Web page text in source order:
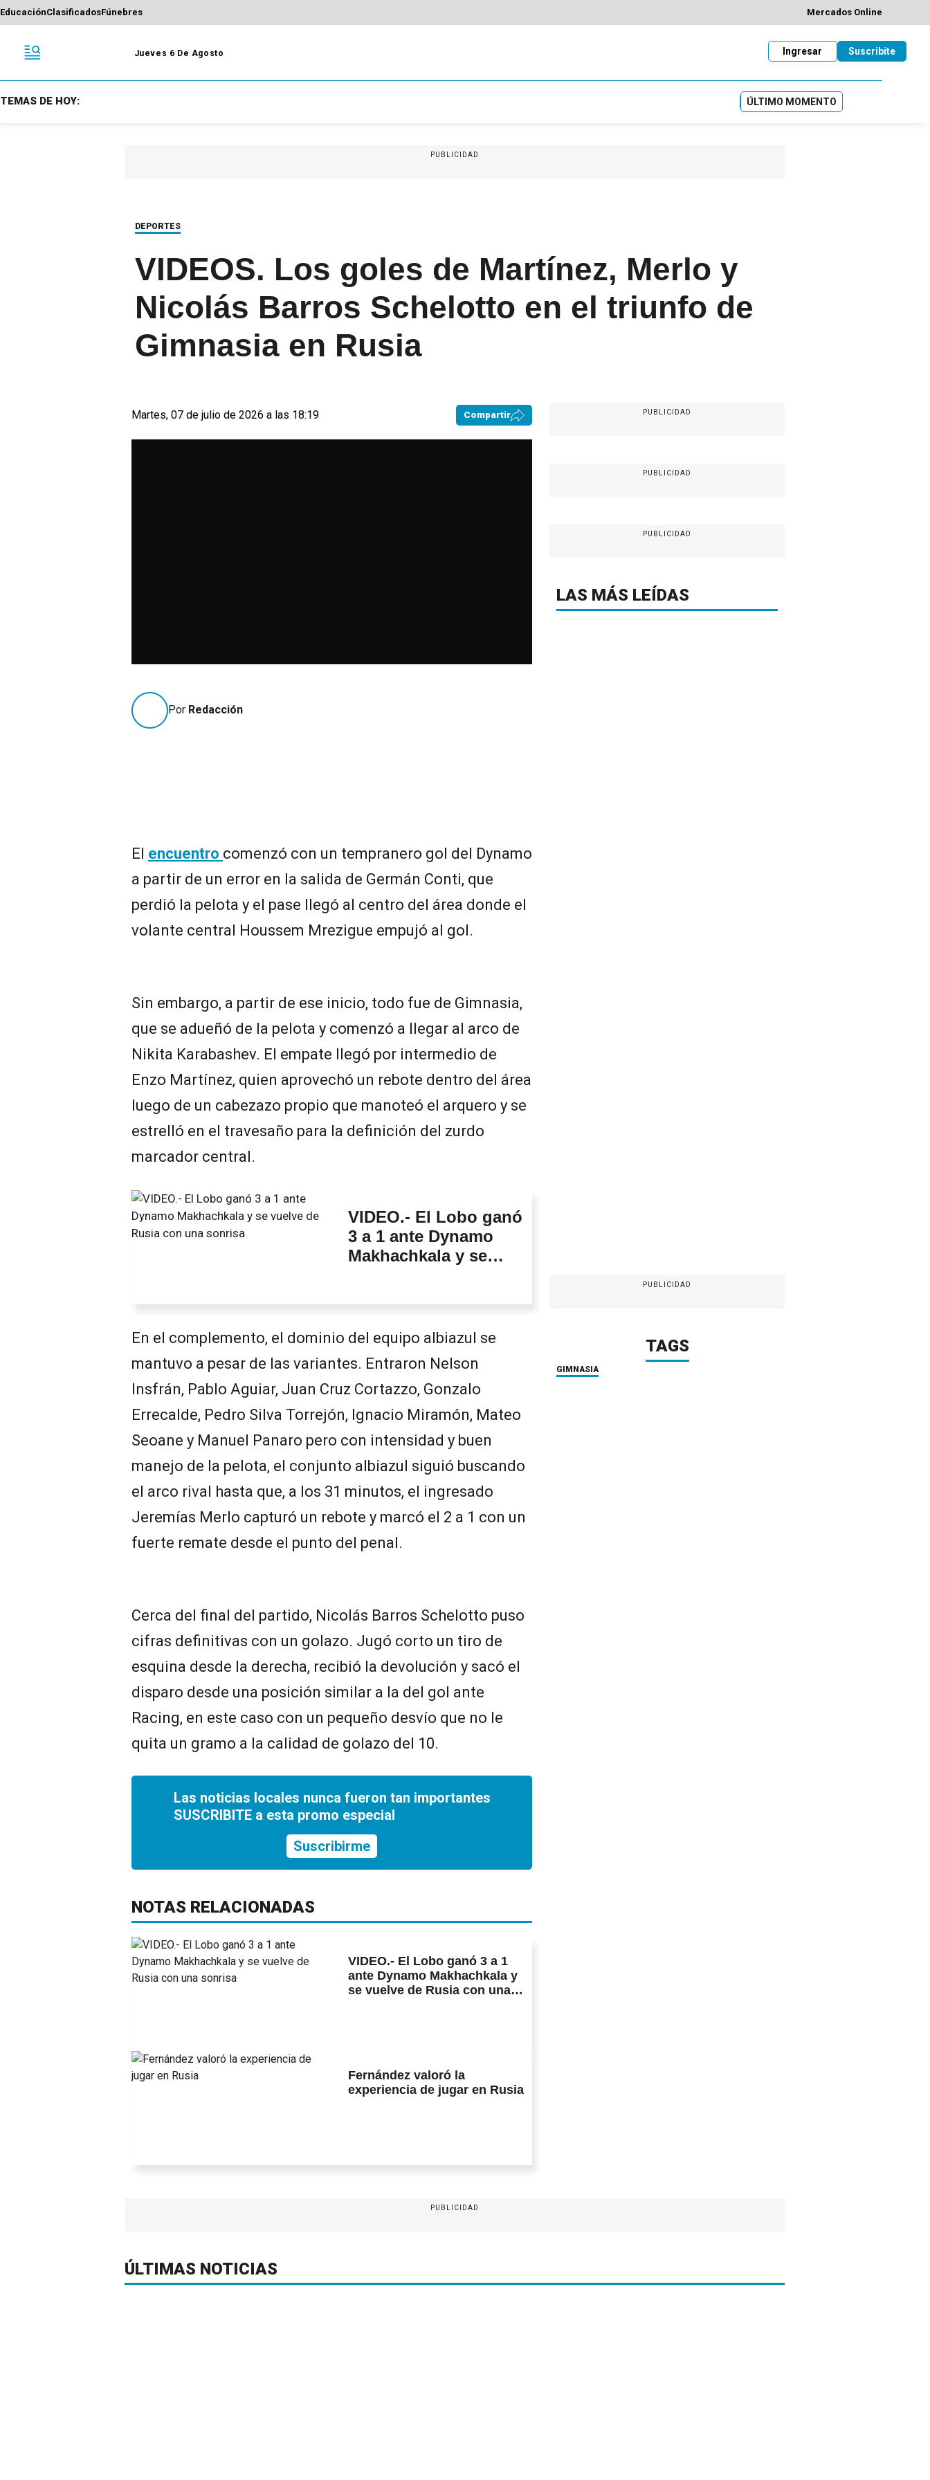
EducaciónClasificadosFúnebres Mercados Online
Jueves 6 De Agosto Suscribite
Ingresar
TEMAS DE HOY: ÚLTIMO MOMENTO
PUBLICIDAD
DEPORTES
VIDEOS. Los goles de Martínez, Merlo y
Nicolás Barros Schelotto en el triunfo de
Gimnasia en Rusia
Martes, 07 de julio de 2026 a las 18:19 Compartir
Por Redacción
El encuentro comenzó con un tempranero gol del Dynamo
a partir de un error en la salida de Germán Conti, que
perdió la pelota y el pase llegó al centro del área donde el
volante central Houssem Mrezigue empujó al gol.
Sin embargo, a partir de ese inicio, todo fue de Gimnasia,
que se adueñó de la pelota y comenzó a llegar al arco de
Nikita Karabashev. El empate llegó por intermedio de
Enzo Martínez, quien aprovechó un rebote dentro del área
luego de un cabezazo propio que manoteó el arquero y se
estrelló en el travesaño para la definición del zurdo
marcador central.
VIDEO.- El Lobo ganó
3 a 1 ante Dynamo
Makhachkala y se
En el complemento, el dominio del equipo albiazul se
mantuvo a pesar de las variantes. Entraron Nelson
Insfrán, Pablo Aguiar, Juan Cruz Cortazzo, Gonzalo
Errecalde, Pedro Silva Torrejón, Ignacio Miramón, Mateo
Seoane y Manuel Panaro pero con intensidad y buen
manejo de la pelota, el conjunto albiazul siguió buscando
el arco rival hasta que, a los 31 minutos, el ingresado
Jeremías Merlo capturó un rebote y marcó el 2 a 1 con un
fuerte remate desde el punto del penal.
Cerca del final del partido, Nicolás Barros Schelotto puso
cifras definitivas con un golazo. Jugó corto un tiro de
esquina desde la derecha, recibió la devolución y sacó el
disparo desde una posición similar a la del gol ante
Racing, en este caso con un pequeño desvío que no le
quita un gramo a la calidad de golazo del 10.
Las noticias locales nunca fueron tan importantes
SUSCRIBITE a esta promo especial
Suscribirme
NOTAS RELACIONADAS
VIDEO.- El Lobo ganó 3 a 1
ante Dynamo Makhachkala y
se vuelve de Rusia con una
Fernández valoró la
experiencia de jugar en Rusia
PUBLICIDAD
PUBLICIDAD
PUBLICIDAD
LAS MÁS LEÍDAS
PUBLICIDAD
TAGS
GIMNASIA
PUBLICIDAD
ÚLTIMAS NOTICIAS